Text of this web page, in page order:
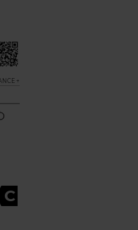
+
C